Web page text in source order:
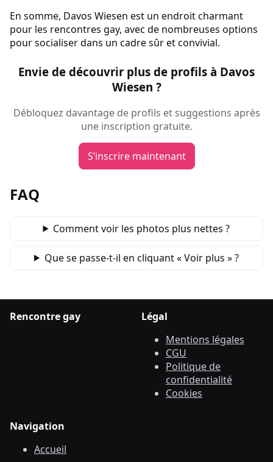
En somme, Davos Wiesen est un endroit charmant
pour les rencontres gay, avec de nombreuses options
pour socialiser dans un cadre sûr et convivial.
Envie de découvrir plus de profils à Davos
Wiesen ?
Débloquez davantage de profils et suggestions après
une inscription gratuite.
S’inscrire maintenant
FAQ
Comment voir les photos plus nettes ?
Que se passe‑t‑il en cliquant « Voir plus » ?
Rencontre gay
Légal
Mentions légales
CGU
Politique de
confidentialité
Cookies
Navigation
Accueil